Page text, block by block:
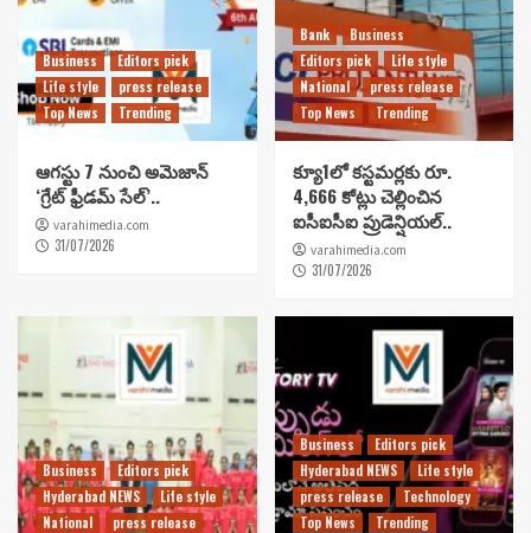
Business
Editors pick
Life style
press release
Top News
Trending
ఆగస్టు 7 నుంచి అమెజాన్
‘గ్రేట్ ఫ్రీడమ్ సేల్’..
varahimedia.com
31/07/2026
Bank
Business
Editors pick
Life style
National
press release
Top News
Trending
క్యూ1లో కస్టమర్లకు రూ.
4,666 కోట్లు చెల్లించిన
ఐసీఐసీఐ ప్రుడెన్షియల్..
varahimedia.com
31/07/2026
Business
Editors pick
Hyderabad NEWS
Life style
National
press release
Business
Editors pick
Hyderabad NEWS
Life style
press release
Technology
Top News
Trending